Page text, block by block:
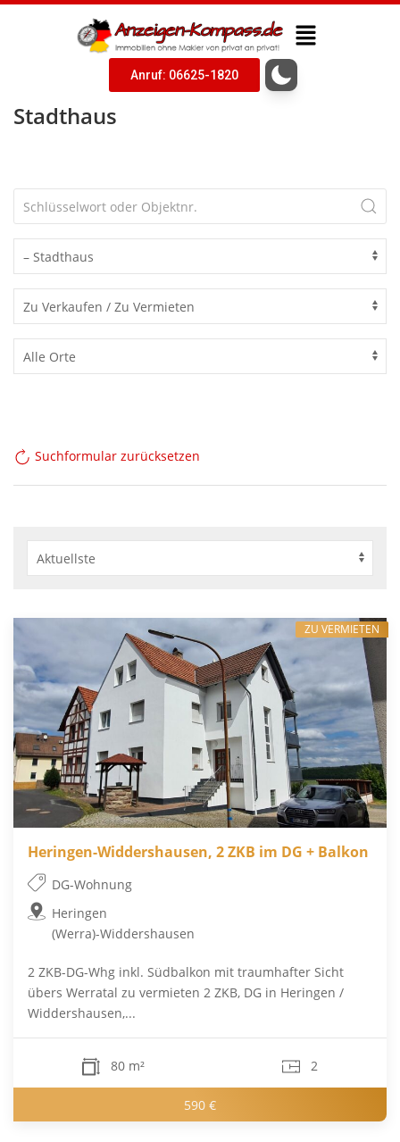
Anruf: 06625-1820
Stadthaus
Suchformular zurücksetzen
Heringen-Widdershausen, 2 ZKB im DG + Balkon
DG-Wohnung
Heringen
(Werra)-Widdershausen
2 ZKB-DG-Whg inkl. Südbalkon mit traumhafter Sicht
übers Werratal zu vermieten 2 ZKB, DG in Heringen /
Widdershausen,...
80 m² 2
590 €
ZU VERMIETEN